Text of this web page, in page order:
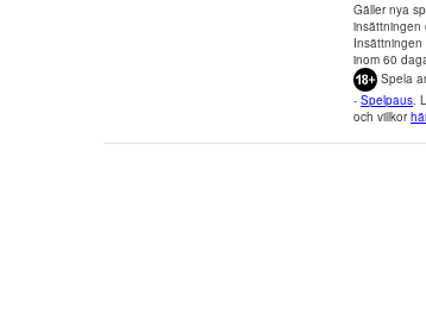
Gäller nya
insättningen
inom 60
Spela
- Spelpaus.
och villkor